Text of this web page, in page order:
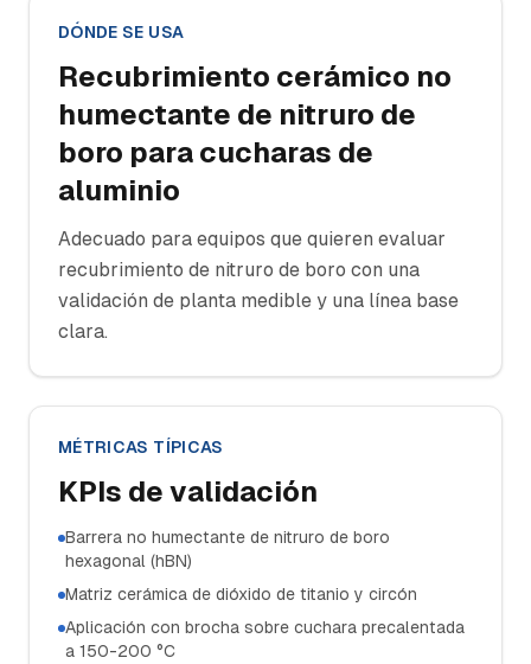
DÓNDE SE USA
Recubrimiento cerámico no
humectante de nitruro de
boro para cucharas de
aluminio
Adecuado para equipos que quieren evaluar
recubrimiento de nitruro de boro con una
validación de planta medible y una línea base
clara.
MÉTRICAS TÍPICAS
KPIs de validación
Barrera no humectante de nitruro de boro
hexagonal (hBN)
Matriz cerámica de dióxido de titanio y circón
Aplicación con brocha sobre cuchara precalentada
a 150-200 °C